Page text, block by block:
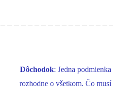
Dôchodok: Jedna podmienka
rozhodne o všetkom. Čo musí